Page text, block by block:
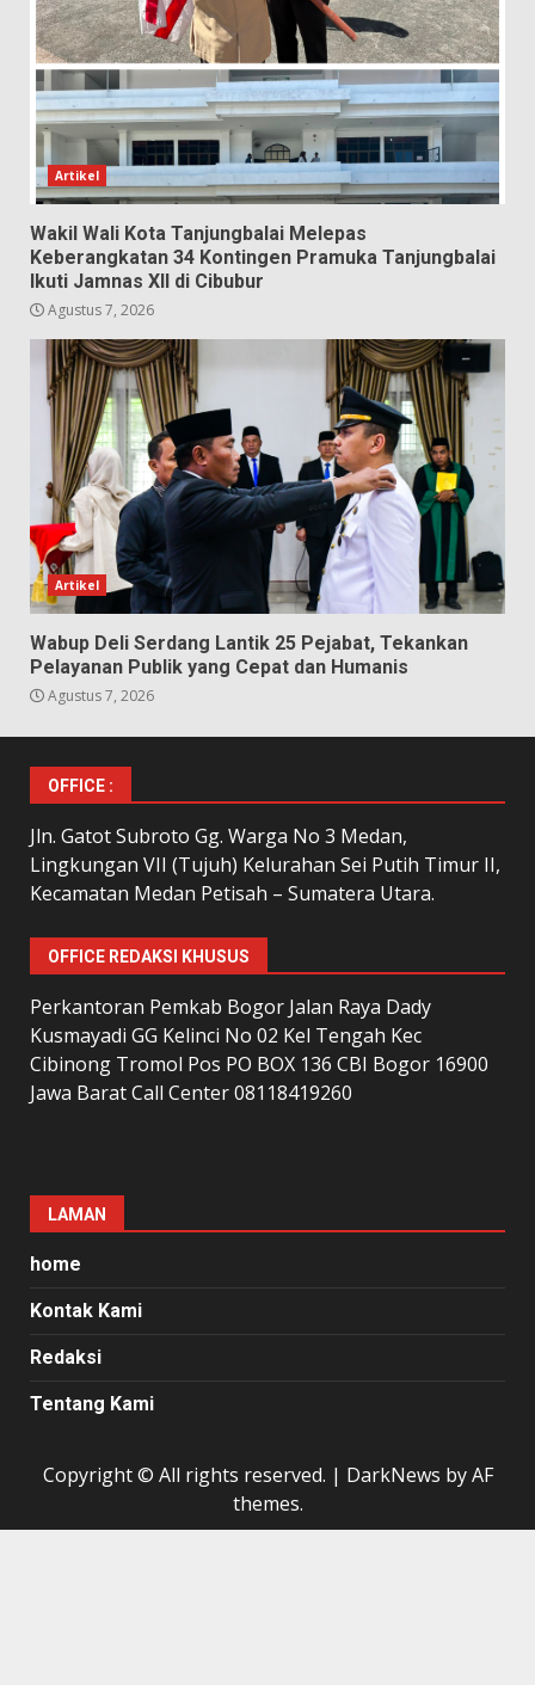
Artikel
Wakil Wali Kota Tanjungbalai Melepas
Keberangkatan 34 Kontingen Pramuka Tanjungbalai
Ikuti Jamnas XII di Cibubur
Agustus 7, 2026
Artikel
Wabup Deli Serdang Lantik 25 Pejabat, Tekankan
Pelayanan Publik yang Cepat dan Humanis
Agustus 7, 2026
OFFICE :
Jln. Gatot Subroto Gg. Warga No 3 Medan,
Lingkungan VII (Tujuh) Kelurahan Sei Putih Timur II,
Kecamatan Medan Petisah – Sumatera Utara.
OFFICE REDAKSI KHUSUS
Perkantoran Pemkab Bogor Jalan Raya Dady
Kusmayadi GG Kelinci No 02 Kel Tengah Kec
Cibinong Tromol Pos PO BOX 136 CBI Bogor 16900
Jawa Barat Call Center 08118419260
LAMAN
home
Kontak Kami
Redaksi
Tentang Kami
Copyright © All rights reserved. | DarkNews by AF
themes.